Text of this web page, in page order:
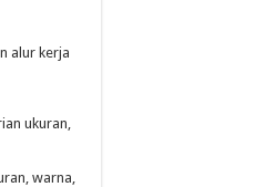
alur kerja
ukuran,
warna,